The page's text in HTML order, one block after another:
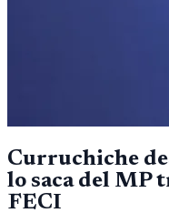
Curruchiche
lo saca del MP
FECI